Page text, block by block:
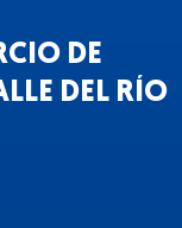
DE
DEL RÍO